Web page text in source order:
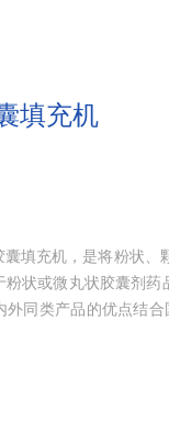
填充机
囊填充机，是将粉状、
状或微丸状胶囊剂
外同类产品的优点结